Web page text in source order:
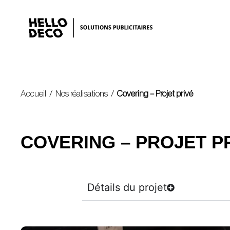
Accueil / Nos réalisations /Covering – Projet privé
COVERING – PROJET
Détails du projet